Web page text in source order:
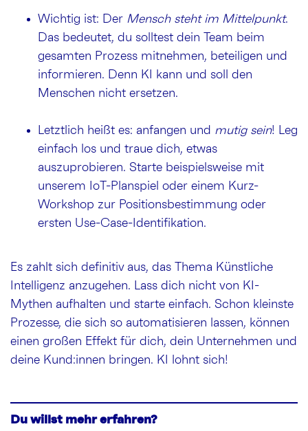
Wichtig ist: Der Mensch steht im Mittelpunkt.
Das bedeutet, du solltest dein Team beim
gesamten Prozess mitnehmen, beteiligen und
informieren. Denn KI kann und soll den
Menschen nicht ersetzen.
Letztlich heißt es: anfangen und mutig sein! Leg
einfach los und traue dich, etwas
auszuprobieren. Starte beispielsweise mit
unserem IoT-Planspiel oder einem Kurz-
Workshop zur Positionsbestimmung oder
ersten Use-Case-Identifikation.
Es zahlt sich definitiv aus, das Thema Künstliche
Intelligenz anzugehen. Lass dich nicht von KI-
Mythen aufhalten und starte einfach. Schon kleinste
Prozesse, die sich so automatisieren lassen, können
einen großen Effekt für dich, dein Unternehmen und
deine Kund:innen bringen. KI lohnt sich!
Du willst mehr erfahren?